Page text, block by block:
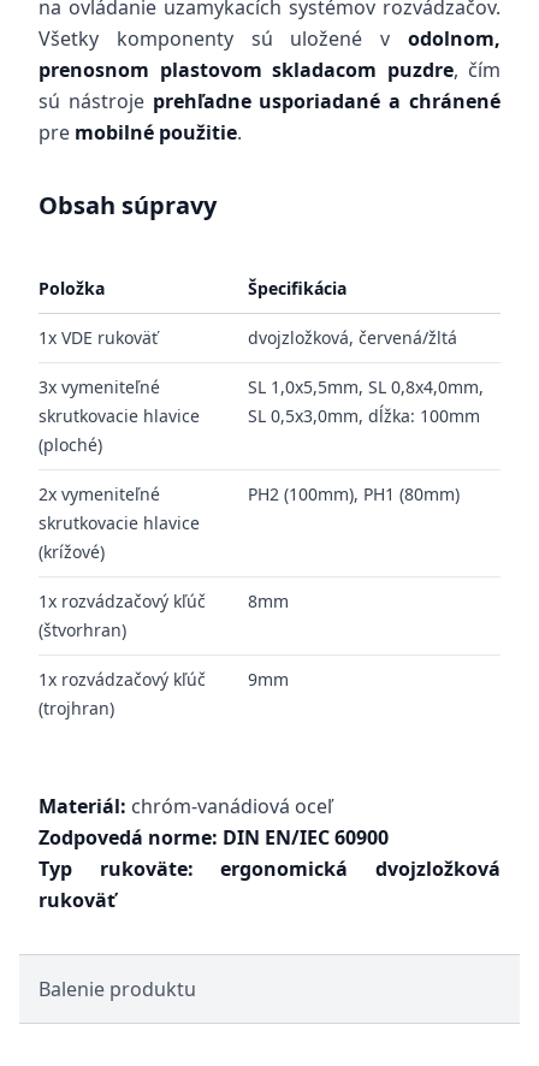
na ovládanie uzamykacích systémov rozvádzačov.
Všetky komponenty sú uložené v odolnom,
prenosnom plastovom skladacom puzdre, čím
sú nástroje prehľadne usporiadané a chránené
pre mobilné použitie.
Obsah súpravy
Položka Špecifikácia
1x VDE rukoväť dvojzložková, červená/žltá
3x vymeniteľné
skrutkovacie hlavice
(ploché)
SL 1,0x5,5mm, SL 0,8x4,0mm,
SL 0,5x3,0mm, dĺžka: 100mm
2x vymeniteľné
skrutkovacie hlavice
(krížové)
PH2 (100mm), PH1 (80mm)
1x rozvádzačový kľúč
(štvorhran)
8mm
1x rozvádzačový kľúč
(trojhran)
9mm
Materiál: chróm-vanádiová oceľ
Zodpovedá norme: DIN EN/IEC 60900
Typ rukoväte:
ergonomická dvojzložková
rukoväť
Balenie produktu